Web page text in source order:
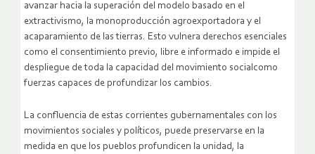
avanzar hacia la superación del modelo basado en el
extractivismo, la monoproducción agroexportadora y el
acaparamiento de las tierras. Esto vulnera derechos esenciales
como el consentimiento previo, libre e informado e impide el
despliegue de toda la capacidad del movimiento socialcomo
fuerzas capaces de profundizar los cambios.
La confluencia de estas corrientes gubernamentales con los
movimientos sociales y políticos, puede preservarse en la
medida en que los pueblos profundicen la unidad, la